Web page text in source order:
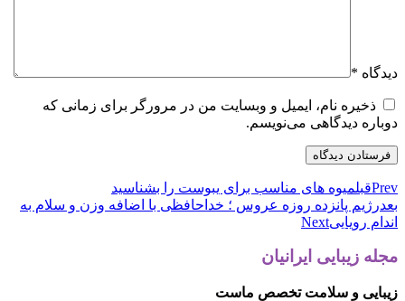
دیدگاه *
ذخیره نام، ایمیل و وبسایت من در مرورگر برای زمانی که
دوباره دیدگاهی می‌نویسم.
Prevقبلمیوه های مناسب برای یبوست را بشناسید
بعدرژیم پانزده روزه عروس ؛ خداحافظی با اضافه وزن و سلام به
اندام رویاییNext
مجله زیبایی ایرانیان
زیبایی و سلامت تخصص ماست